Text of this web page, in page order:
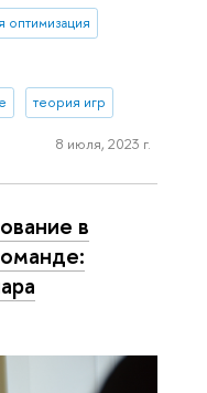
оптимизация
теория игр
8 июля, 2023 г.
в